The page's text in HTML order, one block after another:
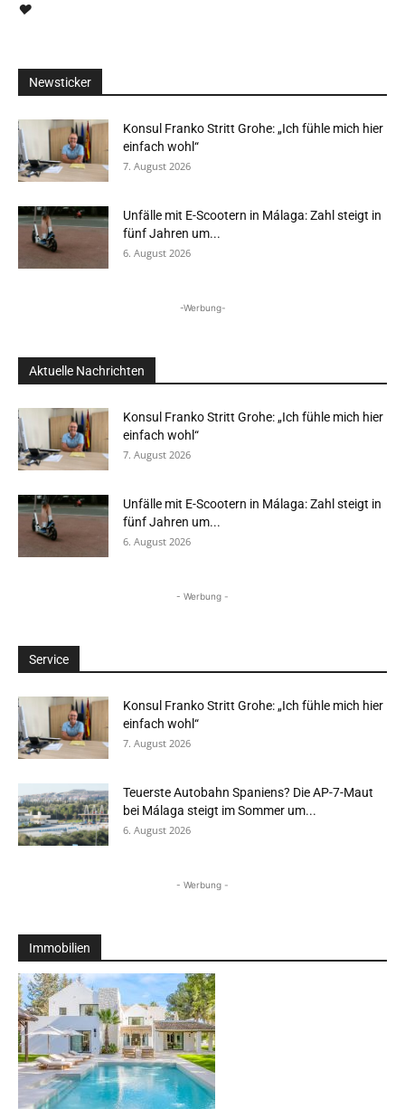
❤
Newsticker
Konsul Franko Stritt Grohe: „Ich fühle mich hier
einfach wohl“
7. August 2026
Unfälle mit E-Scootern in Málaga: Zahl steigt in
fünf Jahren um...
6. August 2026
-Werbung-
Aktuelle Nachrichten
Konsul Franko Stritt Grohe: „Ich fühle mich hier
einfach wohl“
7. August 2026
Unfälle mit E-Scootern in Málaga: Zahl steigt in
fünf Jahren um...
6. August 2026
- Werbung -
Service
Konsul Franko Stritt Grohe: „Ich fühle mich hier
einfach wohl“
7. August 2026
Teuerste Autobahn Spaniens? Die AP-7-Maut
bei Málaga steigt im Sommer um...
6. August 2026
- Werbung -
Immobilien